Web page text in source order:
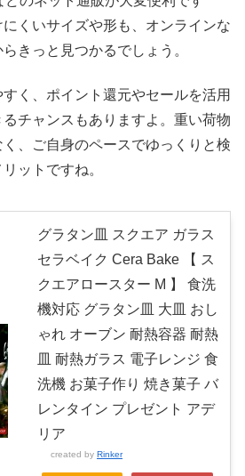
くいサイズや形も、オンラインな
きっと見つかるでしょう。
く、ポイント還元やセールを活用
チャンスもありますよ。重い荷物
、ご自身のペースでゆっくりと検
ットですね。
グラタン皿 スクエア ガラス
セラベイク Cera Bake 【 ス
クエアロースター M 】 食洗
機対応 グラタン皿 大皿 おし
ゃれ オーブン 耐熱容器 耐熱
皿 耐熱ガラス 電子レンジ 食
洗機 お菓子作り 焼き菓子 バ
レンタイン プレゼント アデ
リア
created by Rinker